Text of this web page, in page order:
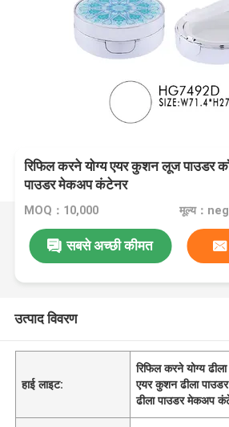
रिफिल करने योग्य एयर कुशन लूज पाउडर
पाउडर मेकअप कंटेनर
MOQ：10,000 मूल्य：
सबसे अच्छी कीमत
उत्पाद विवरण
हाई लाइट:
रिफिल करने योग्य
एयर कुशन ढीला
ढीला पाउडर मेकअप